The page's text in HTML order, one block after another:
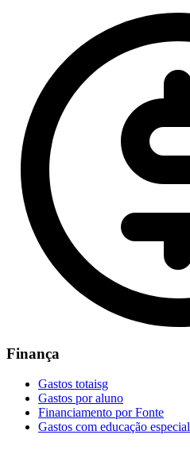
Finança
Gastos totaisg
Gastos por aluno
Financiamento por Fonte
Gastos com educação especial